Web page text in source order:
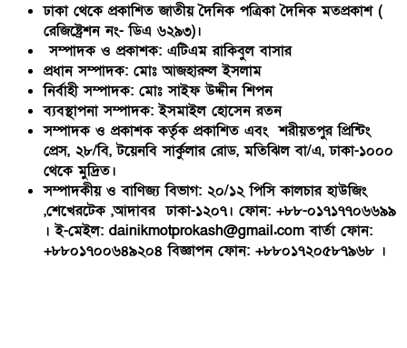
ঢাকা থেকে প্রকাশিত জাতীয় দৈনিক পত্রিকা দৈনিক মতপ্রকাশ (
রেজিষ্ট্রেশন নং- ডিএ ৬২৯৩)।
সম্পাদক ও প্রকাশক: এটিএম রাকিবুল বাসার
প্রধান সম্পাদক: মোঃ আজহারুল ইসলাম
নির্বাহী সম্পাদক: মোঃ সাইফ উদ্দীন শিপন
ব্যবস্থাপনা সম্পাদক: ইসমাইল হোসেন রতন
সম্পাদক ও প্রকাশক কর্তৃক প্রকাশিত এবং শরীয়তপুর প্রিন্টিং
প্রেস, ২৮/বি, টয়েনবি সার্কুলার রোড, মতিঝিল বা/এ, ঢাকা-১০০০
থেকে মুদ্রিত।
সম্পাদকীয় ও বাণিজ্য বিভাগ: ২০/১২ পিসি কালচার হাউজিং
,শেখেরটেক ,আদাবর ঢাকা-১২০৭। ফোন: +৮৮-০১৭১৭৭০৬৬৯৯
। ই-মেইল: dainikmotprokash@gmail.com বার্তা ফোন:
+৮৮০১৭০০৬৪৯২০৪ বিজ্ঞাপন ফোন: +৮৮০১৭২০৫৮৭৯৬৮ ।